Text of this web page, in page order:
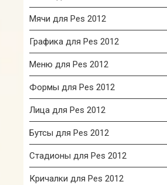
Мячи для Pes 2012
Графика для Pes 2012
Меню для Pes 2012
Формы для Pes 2012
Лица для Pes 2012
Бутсы для Pes 2012
Стадионы для Pes 2012
Кричалки для Pes 2012